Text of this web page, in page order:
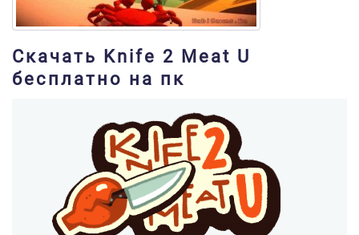
Скачать Knife 2 Meat U
бесплатно на пк